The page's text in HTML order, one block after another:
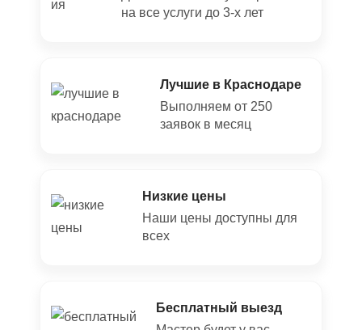
на все услуги до 3-х лет
Лучшие в Краснодаре
Выполняем от 250
заявок в месяц
Низкие цены
Наши цены доступны для
всех
Бесплатный выезд